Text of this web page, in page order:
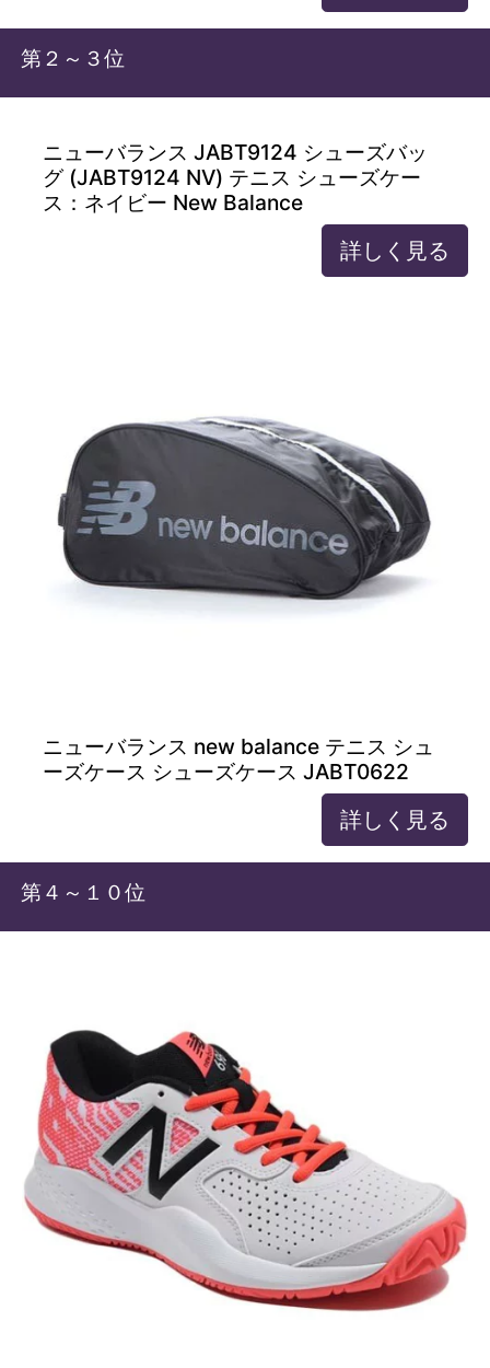
第２～３位
ニューバランス JABT9124 シューズバッ
グ (JABT9124 NV) テニス シューズケー
ス：ネイビー New Balance
詳しく見る
ニューバランス new balance テニス シュ
ーズケース シューズケース JABT0622
詳しく見る
第４～１０位